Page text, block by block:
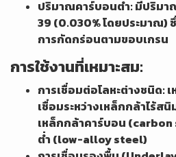
ปริมาณคาร์บอนต่ำ: มีปริมา
39 (0.030% โดยประมาณ)
การกัดกร่อนตามขอบเกรน
การใช้งานที่เหมาะสม:
การเชื่อมต่อโลหะต่างชนิด:
เชื่อมระหว่างเหล็กกล้าไร้
เหล็กกล้าคาร์บอน
ต่ำ (low-alloy steel)